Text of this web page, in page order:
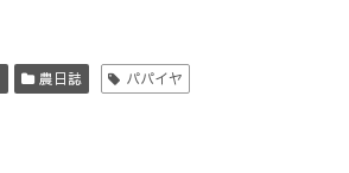
農日誌 パパイヤ